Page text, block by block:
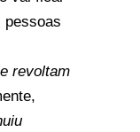
pessoas
revoltam